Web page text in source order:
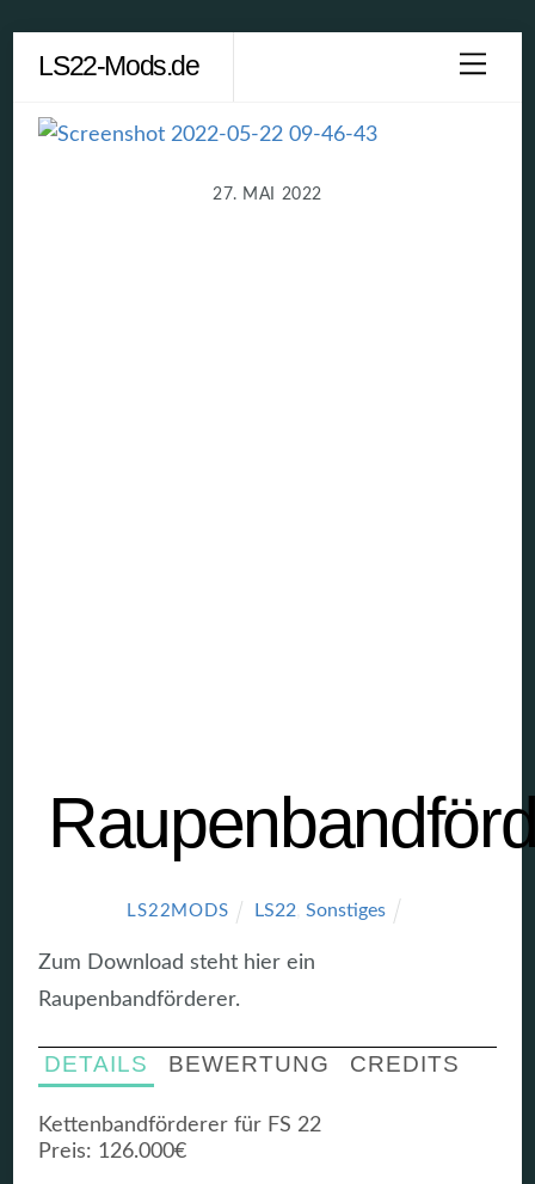
content
LS22-Mods.de
27. MAI 2022
LS22MODS LS22 Sonstiges
Zum Download steht hier ein
Raupenbandförderer.
DETAILS BEWERTUNG CREDITS
Kettenbandförderer für FS 22
Preis: 126.000€